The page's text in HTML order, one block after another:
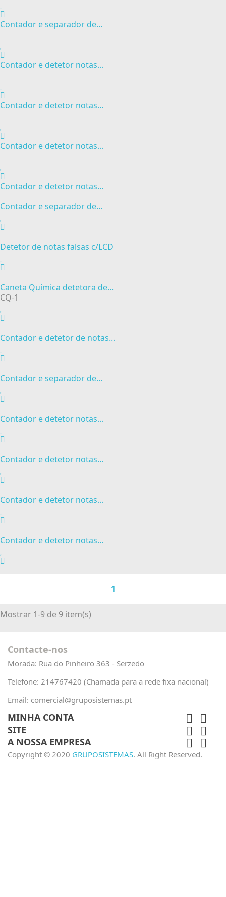
Contador e separador de...
Contador e detetor notas...
Contador e detetor notas...
Contador e detetor notas...
Contador e detetor notas...
Contador e separador de...
Detetor de notas falsas c/LCD
Caneta Química detetora de...
CQ-1
Contador e detetor de notas...
Contador e separador de...
Contador e detetor notas...
Contador e detetor notas...
Contador e detetor notas...
Contador e detetor notas...
1
Mostrar 1-9 de 9 item(s)
Contacte-nos
Morada: Rua do Pinheiro 363 - Serzedo
Telefone: 214767420 (Chamada para a rede fixa nacional)
Email: comercial@gruposistemas.pt
MINHA CONTA  
SITE  
A NOSSA EMPRESA  
Copyright © 2020 GRUPOSISTEMAS. All Right Reserved.